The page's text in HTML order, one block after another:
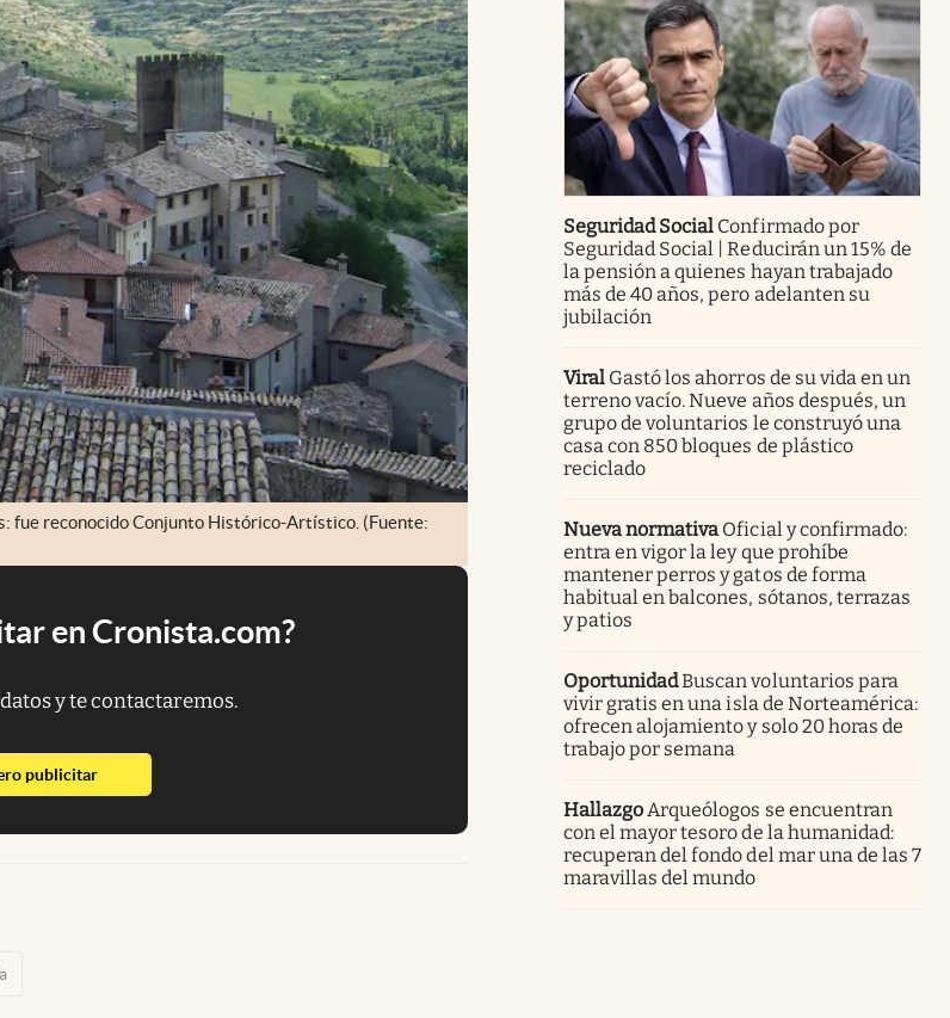
fue reconocido Conjunto Histórico-Artístico. (Fuente:
en Cronista.com?
y te contactaremos.
publicitarabre en nueva pestaña
Seguridad Social Confirmado por
Seguridad Social | Reducirán un 15% de
la pensión a quienes hayan trabajado
más de 40 años, pero adelanten su
jubilación
Viral Gastó los ahorros de su vida en un
terreno vacío. Nueve años después, un
grupo de voluntarios le construyó una
casa con 850 bloques de plástico
reciclado
Nueva normativa Oficial y confirmado:
entra en vigor la ley que prohíbe
mantener perros y gatos de forma
habitual en balcones, sótanos, terrazas
y patios
OportunidadBuscan voluntarios para
vivir gratis en una isla de Norteamérica:
ofrecen alojamiento y solo 20 horas de
trabajo por semana
HallazgoArqueólogos se encuentran
con el mayor tesoro de la humanidad:
recuperan del fondo del mar una de las 7
maravillas del mundo